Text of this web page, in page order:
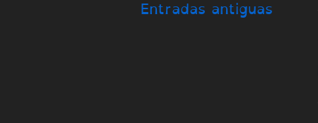
Entradas antiguas